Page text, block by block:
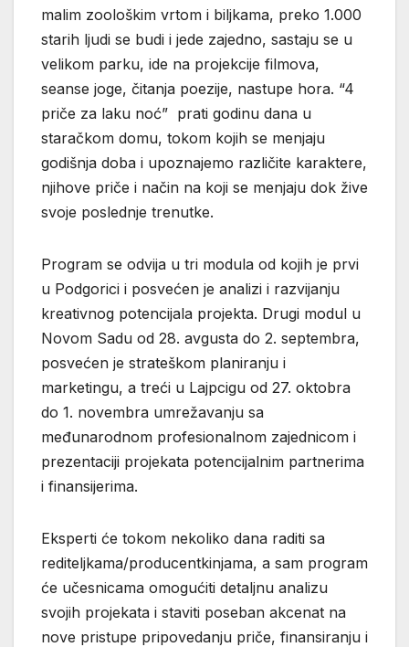
malim zoološkim vrtom i biljkama, preko 1.000
starih ljudi se budi i jede zajedno, sastaju se u
velikom parku, ide na projekcije filmova,
seanse joge, čitanja poezije, nastupe hora. “4
priče za laku noć” prati godinu dana u
staračkom domu, tokom kojih se menjaju
godišnja doba i upoznajemo različite karaktere,
njihove priče i način na koji se menjaju dok žive
svoje poslednje trenutke.
Program se odvija u tri modula od kojih je prvi
u Podgorici i posvećen je analizi i razvijanju
kreativnog potencijala projekta. Drugi modul u
Novom Sadu od 28. avgusta do 2. septembra,
posvećen je strateškom planiranju i
marketingu, a treći u Lajpcigu od 27. oktobra
do 1. novembra umrežavanju sa
međunarodnom profesionalnom zajednicom i
prezentaciji projekata potencijalnim partnerima
i finansijerima.
Eksperti će tokom nekoliko dana raditi sa
rediteljkama/producentkinjama, a sam program
će učesnicama omogućiti detaljnu analizu
svojih projekata i staviti poseban akcenat na
nove pristupe pripovedanju priče, finansiranju i